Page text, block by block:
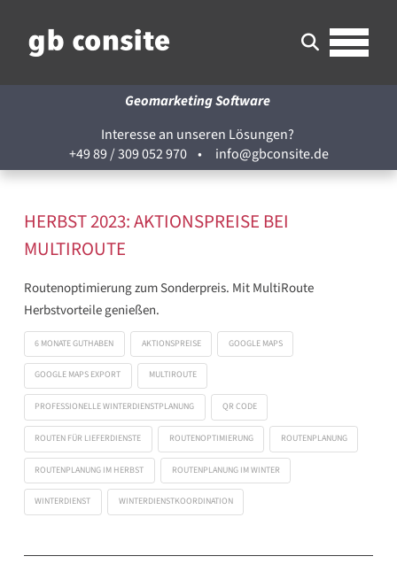
Geomarketing Software
Interesse an unseren Lösungen?
+49 89 / 309 052 970• info@gbconsite.de
HERBST 2023: AKTIONSPREISE BEI
MULTIROUTE
Routenoptimierung zum Sonderpreis. Mit MultiRoute
Herbstvorteile genießen.
6 MONATE GUTHABEN AKTIONSPREISE GOOGLE MAPS
GOOGLE MAPS EXPORT MULTIROUTE
PROFESSIONELLE WINTERDIENSTPLANUNG QR CODE
ROUTEN FÜR LIEFERDIENSTE ROUTENOPTIMIERUNG ROUTENPLANUNG
ROUTENPLANUNG IM HERBST ROUTENPLANUNG IM WINTER
WINTERDIENST WINTERDIENSTKOORDINATION